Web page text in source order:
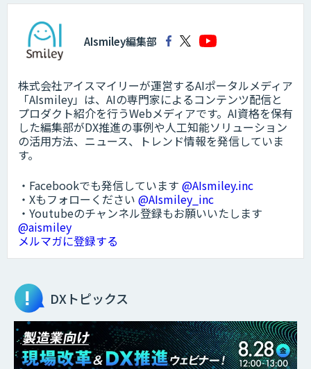
AIsmiley編集部
株式会社アイスマイリーが運営するAIポータルメディア
「AIsmiley」は、AIの専門家によるコンテンツ配信と
プロダクト紹介を行うWebメディアです。AI資格を保有
した編集部がDX推進の事例や人工知能ソリューション
の活用方法、ニュース、トレンド情報を発信していま
す。
・Facebookでも発信しています @AIsmiley.inc
・Xもフォローください @AIsmiley_inc
・Youtubeのチャンネル登録もお願いいたします
@aismiley
メルマガに登録する
DXトピックス